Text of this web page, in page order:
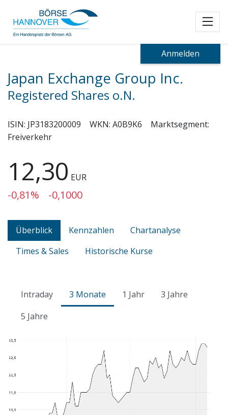
Anmelden
Japan Exchange Group Inc.
Registered Shares o.N.
ISIN: JP3183200009 WKN: A0B9K6
Marktsegment:
Freiverkehr
12,30 EUR
-0,81% -0,1000
Überblick Kennzahlen
Chartanalyse
Times & Sales
Historische Kurse
Intraday 3 Monate 1 Jahr
3 Jahre
5 Jahre